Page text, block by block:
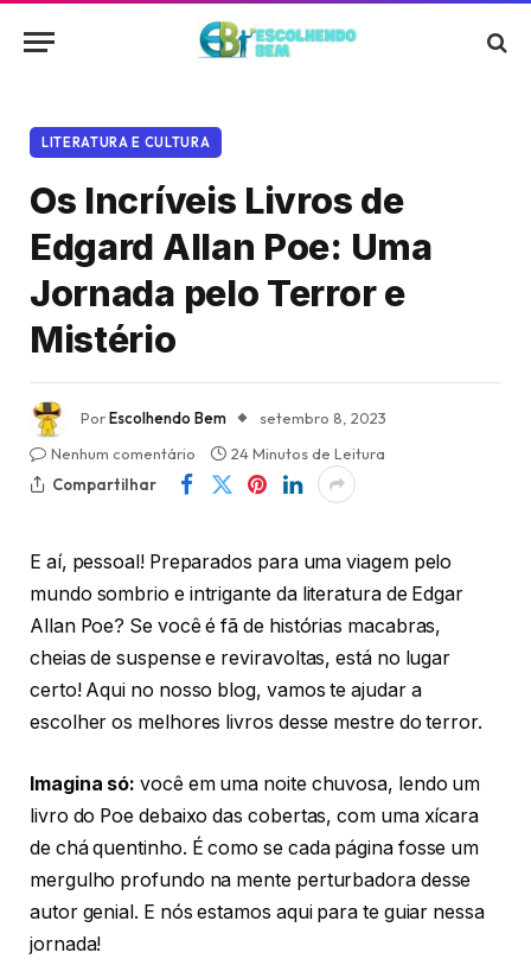
LITERATURA E CULTURA
Os Incríveis Livros de
Edgard Allan Poe: Uma
Jornada pelo Terror e
Mistério
PorEscolhendo Bem
setembro 8, 2023
Nenhum comentário
24 Minutos de Leitura
Compartilhar
E aí, pessoal! Preparados para uma viagem pelo
mundo sombrio e intrigante da literatura de Edgar
Allan Poe? Se você é fã de histórias macabras,
cheias de suspense e reviravoltas, está no lugar
certo! Aqui no nosso blog, vamos te ajudar a
escolher os melhores livros desse mestre do terror.
Imagina só: você em uma noite chuvosa, lendo um
livro do Poe debaixo das cobertas, com uma xícara
de chá quentinho. É como se cada página fosse um
mergulho profundo na mente perturbadora desse
autor genial. E nós estamos aqui para te guiar nessa
jornada!